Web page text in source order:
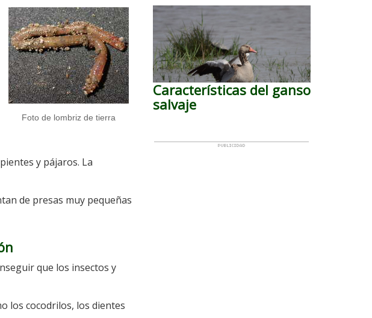
Foto de lombriz de tierra
y pájaros. La
de presas muy pequeñas
que los insectos y
los cocodrilos, los dientes
Características del ganso
salvaje